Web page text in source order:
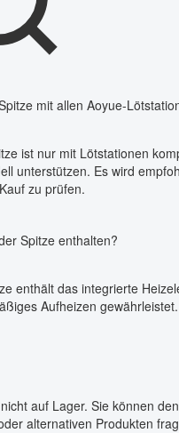
mit allen Aoyue-
ist nur mit Lötstationen
unterstützen. Es wird
zu prüfen.
Spitze enthalten?
enthält das integrierte
Aufheizen gewährleistet.
auf Lager. Sie können
alternativen Produkten